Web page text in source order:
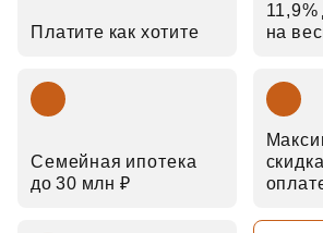
Платите как хотите
11,9%
на
Семейная ипотека
до 30 млн ₽